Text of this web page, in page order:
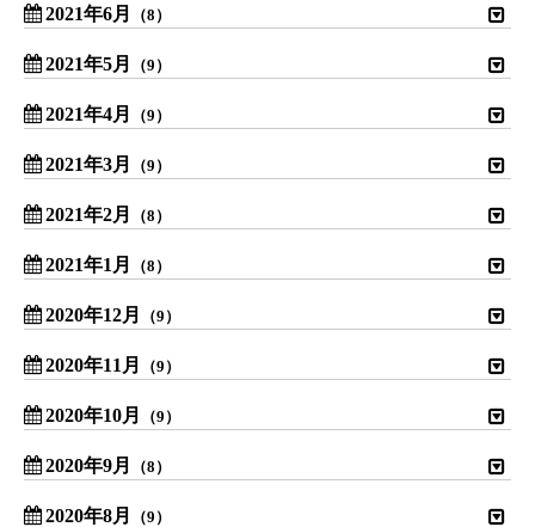
2021年6月 （8）
2021年5月 （9）
2021年4月 （9）
2021年3月 （9）
2021年2月 （8）
2021年1月 （8）
2020年12月 （9）
2020年11月 （9）
2020年10月 （9）
2020年9月 （8）
2020年8月 （9）